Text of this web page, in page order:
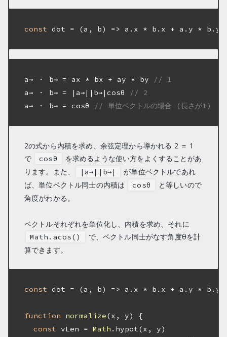
const dot = (a, b) => a.x * b.x + a.y * b.y
a→ ・ b→ = ax * bx + ay * by
// 1
a→ ・ b→ = |a→||b→|cosθ
// 2
a→ ・ b→ = cosθ
// 単位ベクトルの場合 (長さが1)
2の式から内積を求め、余弦定理から導かれる 2 ＝ 1
で
cosθ
を求めるような使い方をよくすることがあ
ります。また、
|a→||b→|
が単位ベクトルであれ
ば、単位ベクトル同士の内積は
cosθ
と等しいので
角度がわかる。
ベクトルそれぞれを単位化し、内積を求め、それに
Math.acos()
で、ベクトル同士がなす角度θを計
算できます。
const dot = (a, b) => a.x * b.x + a.y * b.y
function normalize(x, y) {
const vLen = Math .hypot(x, y)